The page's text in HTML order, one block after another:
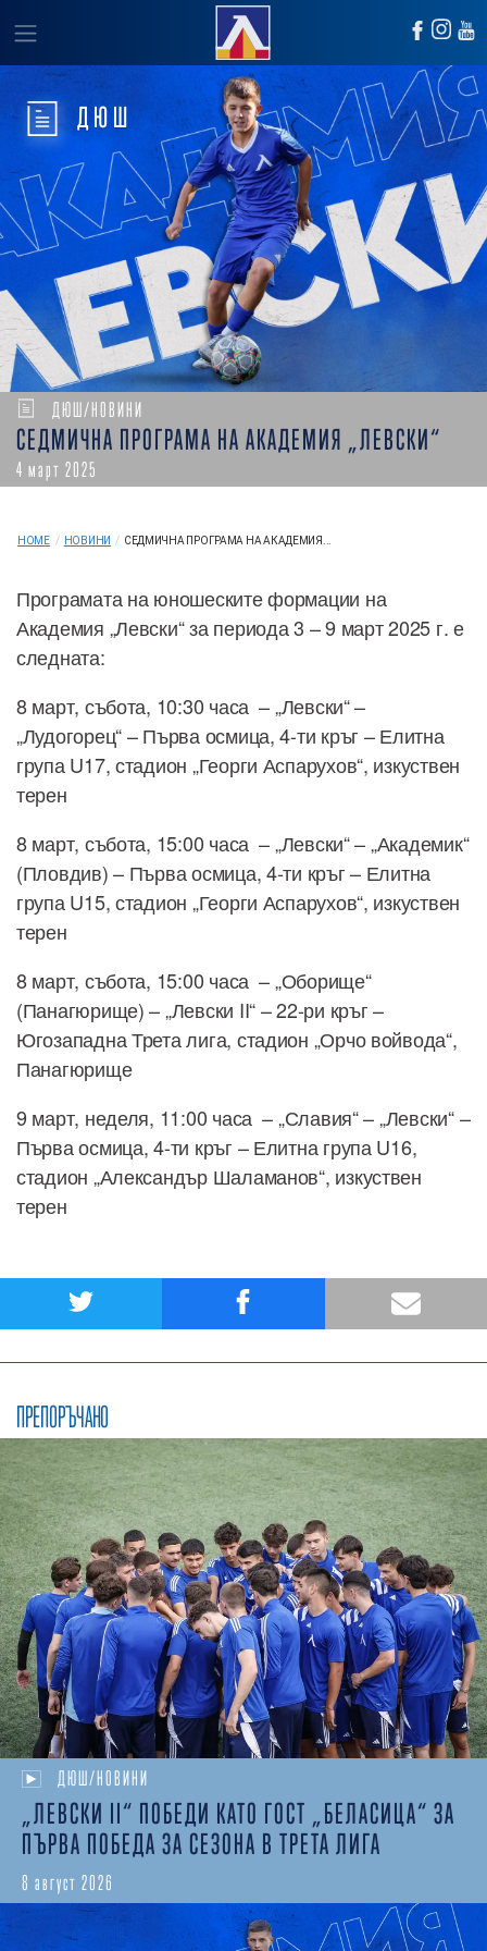
ДЮШ
ДЮШ/НОВИНИ
СЕДМИЧНА ПРОГРАМА НА АКАДЕМИЯ „ЛЕВСКИ“
4 март 2025
HOME / НОВИНИ / СЕДМИЧНА ПРОГРАМА НА АКАДЕМИЯ...
Програмата на юношеските формации на
Академия „Левски“ за периода 3 – 9 март 2025 г. е
следната:
8 март, събота, 10:30 часа – „Левски“ –
„Лудогорец“ – Първа осмица, 4-ти кръг – Елитна
група U17, стадион „Георги Аспарухов“, изкуствен
терен
8 март, събота, 15:00 часа – „Левски“ – „Академик“
(Пловдив) – Първа осмица, 4-ти кръг – Елитна
група U15, стадион „Георги Аспарухов“, изкуствен
терен
8 март, събота, 15:00 часа – „Оборище“
(Панагюрище) – „Левски II“ – 22-ри кръг –
Югозападна Трета лига, стадион „Орчо войвода“,
Панагюрище
9 март, неделя, 11:00 часа – „Славия“ – „Левски“ –
Първа осмица, 4-ти кръг – Елитна група U16,
стадион „Александър Шаламанов“, изкуствен
терен
ПРЕПОРЪЧАНО
ДЮШ/НОВИНИ
„ЛЕВСКИ II“ ПОБЕДИ КАТО ГОСТ „БЕЛАСИЦА“ ЗА
ПЪРВА ПОБЕДА ЗА СЕЗОНА В ТРЕТА ЛИГА
8 август 2026